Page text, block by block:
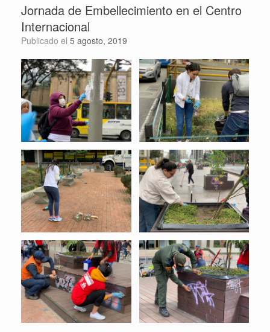
Jornada de Embellecimiento en el Centro
Internacional
Publicado el 5 agosto, 2019